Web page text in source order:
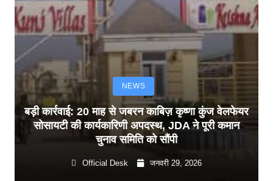
NEWS
बड़ी कार्रवाई: 20 माह से जबरन काबिज़ कृष्णा कुंज वेलफेयर
सोसायटी की कार्यकारिणी अपदस्थ, JDA ने पूरी कमान
चुनाव समिति को सौंपी
Official Desk जनवरी 29, 2026